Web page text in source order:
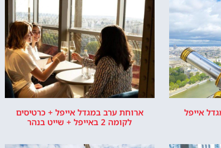
ארוחת ערב במגדל אייפל + כרטיסים
לקומה 2 באייפל + שייט בנהר